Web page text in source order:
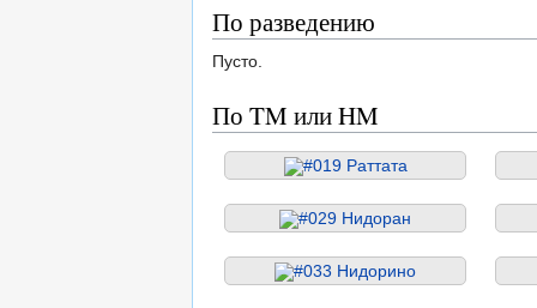
По разведению
Пусто.
По TM или HM
#019 Раттата
#029 Нидоран
#033 Нидорино